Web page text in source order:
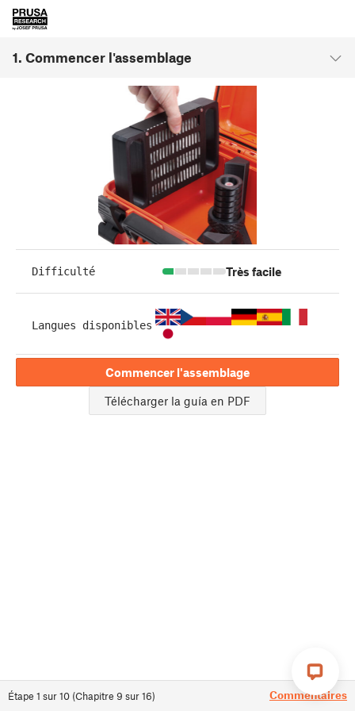
1. Commencer l'assemblage
Étape 1 sur10 (Chapitre 9 sur16) Commentaires
Difficulté Très facile
Langues disponibles
Commencer l'assemblage
Télécharger la guía en PDF